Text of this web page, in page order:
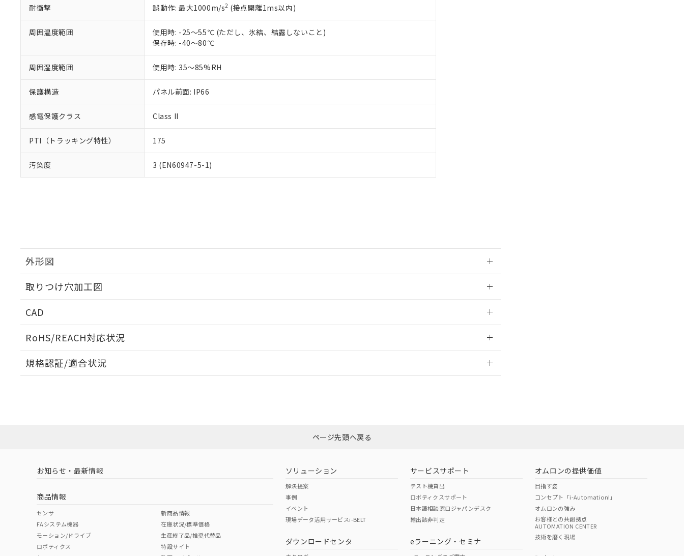
耐衝撃 誤動作: 最大1000m/s2 (接点開離1ms以内)
周囲温度範囲
使用時: -25～55℃ (ただし、氷結、結露しないこと)
保存時: -40～80℃
周囲湿度範囲 使用時: 35～85%RH
保護構造 パネル前面: IP66
感電保護クラス Class II
PTI（トラッキング特性） 175
汚染度 3 (EN60947-5-1)
外形図
取りつけ穴加工図
CAD
RoHS/REACH対応状況
EU RoHS 注意事項・凡例
ダウンロードはこちら
中国 RoHS 注意事項・凡例
中国 RoHS表
Pb Hg Cr(VI)
規格認証/適合状況
ページ先頭へ戻る
お知らせ・最新情報
商品情報
センサ
FAシステム機器
モーション/ドライブ
ロボティクス
新商品情報
在庫状況/標準価格
生産終了品/推奨代替品
特設サイト
ソリューション
解決提案
事例
イベント
現場データ活用サービスi-BELT
ダウンロードセンタ
サービスサポート
テスト機貸出
ロボティクスサポート
日本語相談窓口ジャパンデスク
輸出該非判定
eラーニング・セミナ
オムロンの提供価値
目指す姿
コンセプト「i-Automation!」
オムロンの強み
お客様との共創拠点
AUTOMATION CENTER
技術を磨く現場